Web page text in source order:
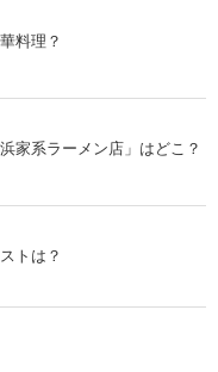
料理？
家系ラーメン店」はどこ？
トは？